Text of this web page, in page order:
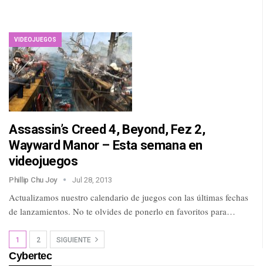
VIDEOJUEGOS
Assassin’s Creed 4, Beyond, Fez 2,
Wayward Manor – Esta semana en
videojuegos
Phillip Chu Joy Jul 28, 2013
Actualizamos nuestro calendario de juegos con las últimas fechas
de lanzamientos. No te olvides de ponerlo en favoritos para…
1 2 SIGUIENTE
Cybertec